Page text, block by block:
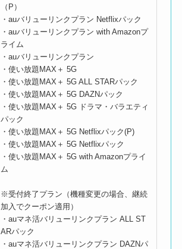
（P）
・auバリューリンクプラン Netflixパック
・auバリューリンクプラン with Amazonプ
ライム
・auバリューリンクプラン
・使い放題MAX＋ 5G
・使い放題MAX＋ 5G ALL STARパック
・使い放題MAX＋ 5G DAZNパック
・使い放題MAX＋ 5G ドラマ・バラエティ
パック
・使い放題MAX＋ 5G Netflixパック(P)
・使い放題MAX＋ 5G Netflixパック
・使い放題MAX＋ 5G with Amazonプライ
ム
※受付終了プラン（機種変更の場合、継続
加入でクーポン適用）
・auマネ活バリューリンクプラン ALL ST
ARパック
・auマネ活バリューリンクプラン DAZNパ